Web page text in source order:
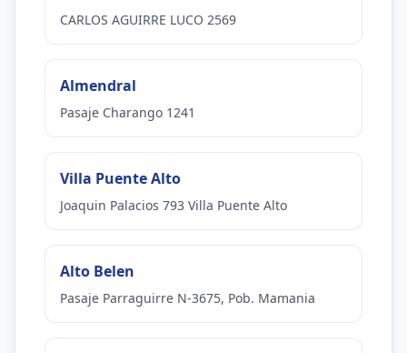
CARLOS AGUIRRE LUCO 2569
Almendral
Pasaje Charango 1241
Villa Puente Alto
Joaquin Palacios 793 Villa Puente Alto
Alto Belen
Pasaje Parraguirre N-3675, Pob. Mamania